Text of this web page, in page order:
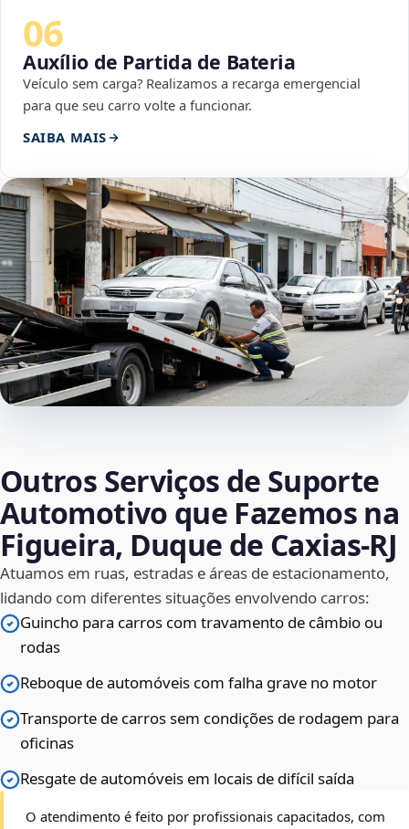
06
Auxílio de Partida de Bateria
Veículo sem carga? Realizamos a recarga emergencial
para que seu carro volte a funcionar.
SAIBA MAIS
Outros Serviços de Suporte
Automotivo que Fazemos na
Figueira, Duque de Caxias‑RJ
Atuamos em ruas, estradas e áreas de estacionamento,
lidando com diferentes situações envolvendo carros:
Guincho para carros com travamento de câmbio ou
rodas
Reboque de automóveis com falha grave no motor
Transporte de carros sem condições de rodagem para
oficinas
Resgate de automóveis em locais de difícil saída
O atendimento é feito por profissionais capacitados, com